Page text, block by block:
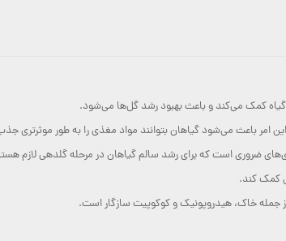
کمک می‌کند و باعث بهبود رشد گل‌ها می‌شود.
ضروری است که برای رشد سالم گیاهان در مرحله گلدهی لازم
کمک کند.